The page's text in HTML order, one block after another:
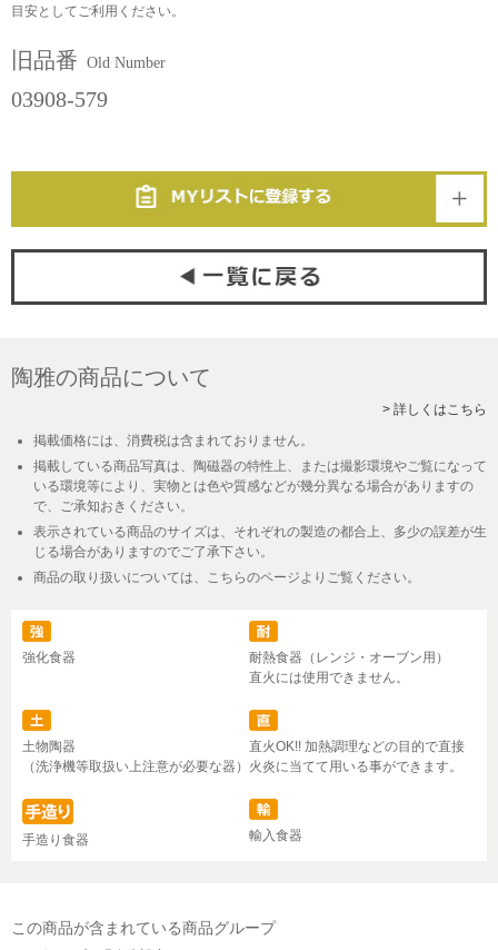
目安としてご利用ください。
旧品番 Old Number
03908-579
陶雅の商品について
> 詳しくはこちら
掲載価格には、消費税は含まれておりません。
掲載している商品写真は、陶磁器の特性上、または撮影環境やご覧になって
いる環境等により、実物とは色や質感などが幾分異なる場合がありますの
で、ご承知おきください。
表示されている商品のサイズは、それぞれの製造の都合上、多少の誤差が生
じる場合がありますのでご了承下さい。
商品の取り扱いについては、こちらのページよりご覧ください。
強化食器
耐熱食器（レンジ・オーブン用）
直火には使用できません。
土物陶器
（洗浄機等取扱い上注意が必要な器）
直火OK!! 加熱調理などの目的で直接
火炎に当てて用いる事ができます。
手造り食器 輸入食器
この商品が含まれている商品グループ